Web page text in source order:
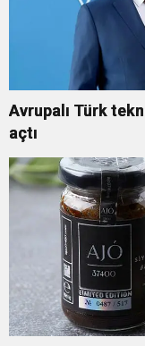
Avrupalı Türk
açtı